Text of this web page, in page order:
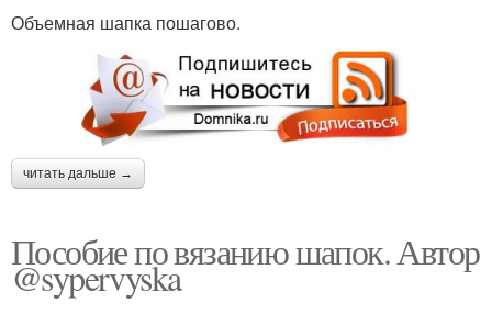
Объемная шапка пошагово.
читать дальше →
Пособие по вязанию шапок. Автор
@sypervyska